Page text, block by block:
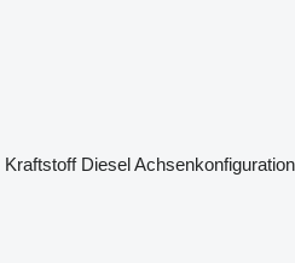
Kraftstoff DieselAchsenkonfiguration